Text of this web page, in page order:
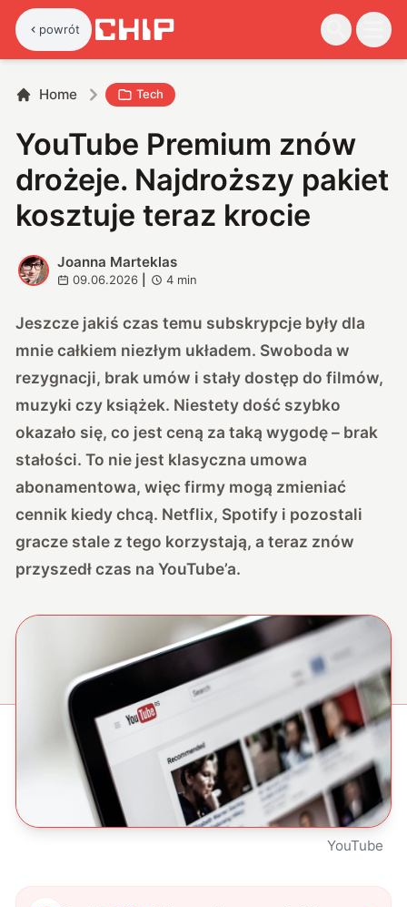
powrót
Home Tech
YouTube Premium znów
drożeje. Najdroższy pakiet
kosztuje teraz krocie
J
Joanna Marteklas
09.06.2026 4 min
Jeszcze jakiś czas temu subskrypcje były dla
mnie całkiem niezłym układem. Swoboda w
rezygnacji, brak umów i stały dostęp do filmów,
muzyki czy książek. Niestety dość szybko
okazało się, co jest ceną za taką wygodę – brak
stałości. To nie jest klasyczna umowa
abonamentowa, więc firmy mogą zmieniać
cennik kiedy chcą. Netflix, Spotify i pozostali
gracze stale z tego korzystają, a teraz znów
przyszedł czas na YouTube’a.
YouTube